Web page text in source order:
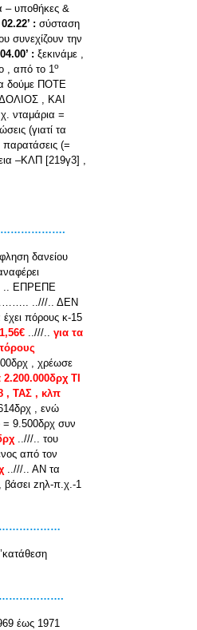
– υποθήκες &
02.22’ : σύσταση
συνεχίζουν την
04.00’ : ξεκινάμε ,
, από το 1ο
δούμε ΠΟΤΕ
ΔΟΛΙΟΣ , ΚΑΙ
νταμάρια =
(γιατί τα
(=
–ΚΛΠ [219γ3] ,
δανείου
.. ΕΠΡΕΠΕ
..///.. ΔΕΝ
πόρους κ-15
..///.. για τα
, χρέωσε
2.200.000δρχ ΤΙ
, ΤΑΣ , κλπ
, ενώ
= 9.500δρχ συν
..///.. του
από τον
..///.. ΑΝ τα
βάσει zηλ-π.χ.-1
έως 1971